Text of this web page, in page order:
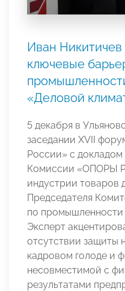
Иван Никитичев
ключевые
«Деловой
5 декабря в
заседании XVII
России» с
Комиссии «ОПОРЫ
индустрии товаров
Председателя
по промышленности
Эксперт
отсутствии защиты
кадровом голоде и
несовместимой с
результатами